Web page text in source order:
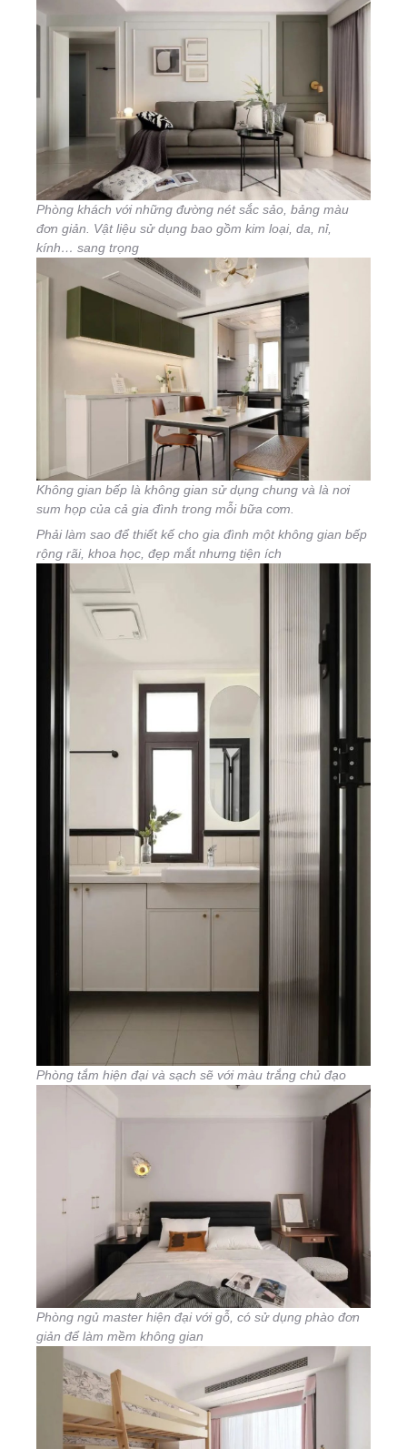
Phòng khách với những đường nét sắc sảo, bảng màu
đơn giản. Vật liệu sử dụng bao gồm kim loại, da, nỉ,
kính… sang trọng
Không gian bếp là không gian sử dụng chung và là nơi
sum họp của cả gia đình trong mỗi bữa cơm.
Phải làm sao để thiết kế cho gia đình một không gian bếp
rộng rãi, khoa học, đẹp mắt nhưng tiện ích
Phòng tắm hiện đại và sạch sẽ với màu trắng chủ đạo
Phòng ngủ master hiện đại với gỗ, có sử dụng phào đơn
giản để làm mềm không gian